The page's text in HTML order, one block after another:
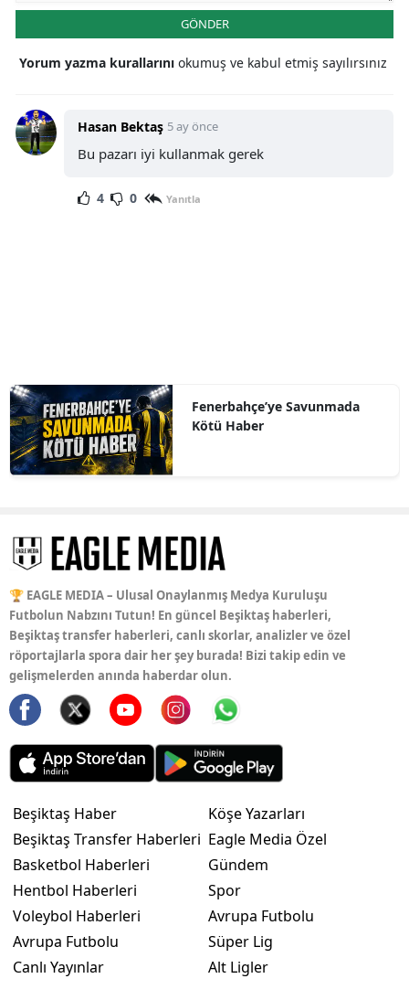
GÖNDER
Yorum yazma kurallarını okumuş ve kabul etmiş sayılırsınız
Hasan Bektaş 5 ay önce
Bu pazarı iyi kullanmak gerek
4 0 Yanıtla
Fenerbahçe’ye Savunmada
Kötü Haber
🏆 EAGLE MEDIA – Ulusal Onaylanmış Medya Kuruluşu
Futbolun Nabzını Tutun! En güncel Beşiktaş haberleri,
Beşiktaş transfer haberleri, canlı skorlar, analizler ve özel
röportajlarla spora dair her şey burada! Bizi takip edin ve
gelişmelerden anında haberdar olun.
Beşiktaş Haber
Beşiktaş Transfer Haberleri
Basketbol Haberleri
Hentbol Haberleri
Voleybol Haberleri
Avrupa Futbolu
Canlı Yayınlar
Köşe Yazarları
Eagle Media Özel
Gündem
Spor
Avrupa Futbolu
Süper Lig
Alt Ligler